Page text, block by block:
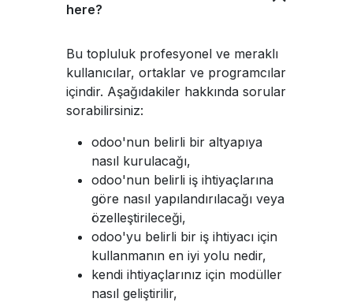
here?
Bu topluluk profesyonel ve meraklı
kullanıcılar, ortaklar ve programcılar
içindir. Aşağıdakiler hakkında sorular
sorabilirsiniz:
odoo'nun belirli bir altyapıya
nasıl kurulacağı,
odoo'nun belirli iş ihtiyaçlarına
göre nasıl yapılandırılacağı veya
özelleştirileceği,
odoo'yu belirli bir iş ihtiyacı için
kullanmanın en iyi yolu nedir,
kendi ihtiyaçlarınız için modüller
nasıl geliştirilir,